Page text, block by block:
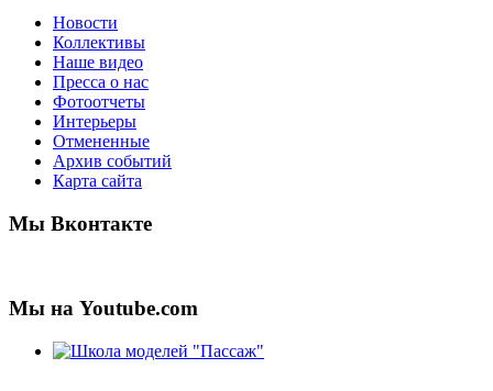
Новости
Коллективы
Наше видео
Пресса о нас
Фотоотчеты
Интерьеры
Отмененные
Архив событий
Карта сайта
Мы Вконтакте
Мы на Youtube.com